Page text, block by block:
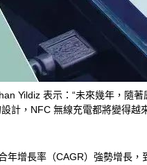
Yildiz 表示：“未來幾年，
計，NFC 無線充電都將變得
年增長率（CAGR）強勢增長